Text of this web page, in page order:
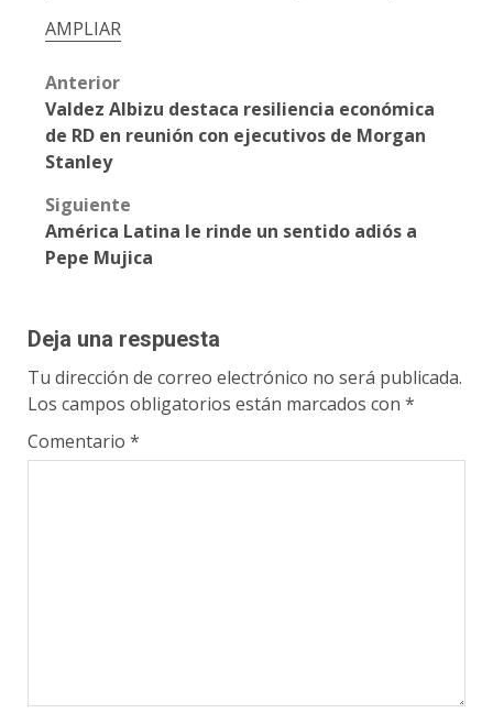
AMPLIAR
Post
navigation
Anterior
Valdez Albizu destaca resiliencia económica
de RD en reunión con ejecutivos de Morgan
Stanley
Siguiente
América Latina le rinde un sentido adiós a
Pepe Mujica
Deja una respuesta
Tu dirección de correo electrónico no será publicada.
Los campos obligatorios están marcados con *
Comentario *